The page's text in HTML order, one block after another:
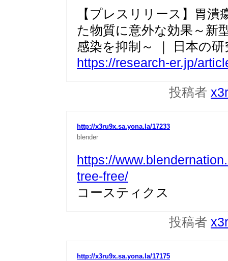
【プレスリリース】胃
た物質に意外な効果～新
感染を抑制～ ｜ 日本の
https://research-er.jp/
投稿者
http://x3ru9x.sa.yona.la/17233
blender
https://
tree-free/
コースティクス
投稿者
http://x3ru9x.sa.yona.la/17175